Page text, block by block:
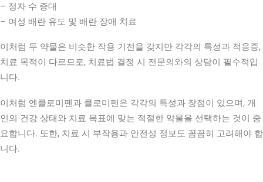
– 정자 수 증대
– 여성 배란 유도 및 배란 장애 치료
이처럼 두 약물은 비슷한 작용 기전을 갖지만 각각의 특성과 적응증,
치료 목적이 다르므로, 치료법 결정 시 전문의와의 상담이 필수적입
니다.
이처럼 엔클로미펜과 클로미펜은 각각의 특성과 장점이 있으며, 개
인의 건강 상태와 치료 목표에 맞는 적절한 약물을 선택하는 것이 중
요합니다. 또한, 치료 시 부작용과 안전성 정보도 꼼꼼히 고려해야 합
니다.